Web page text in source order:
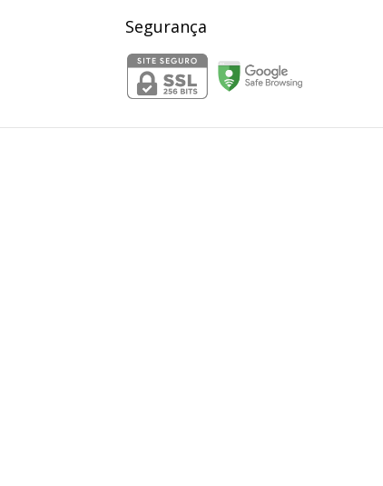
Segurança